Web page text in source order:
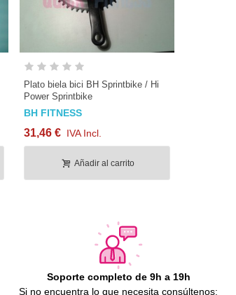
Plato biela bici BH Sprintbike / Hi
Power Sprintbike
BH FITNESS
31,46 € IVA Incl.
Añadir al carrito
Soporte completo de 9h a 19h
Si no encuentra lo que necesita consúltenos: